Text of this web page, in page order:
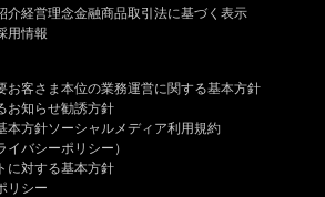
介経営理念金融商品取引法に基づく表示
用情報
お客さま本位の業務運営に関する基本方針
お知らせ勧誘方針
本方針ソーシャルメディア利用規約
バシーポリシー）
に対する基本方針
リシー